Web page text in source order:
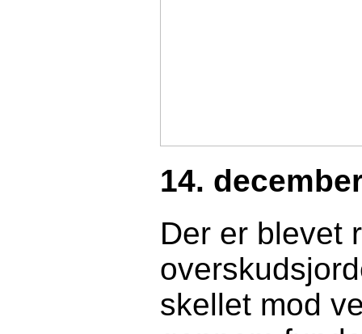
14.
Der er blevet
skellet mod